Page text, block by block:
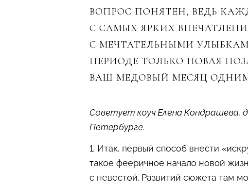
ВОПРОС ПОНЯТЕН, ВЕДЬ
С САМЫХ ЯРКИХ
С МЕЧТАТЕЛЬНЫМИ
ПЕРИОДЕ ТОЛЬКО НОВАЯ
ВАШ МЕДОВЫЙ МЕСЯЦ
Cоветует коуч Елена Кондрашева,
Петербурге.
1, Итак, первый способ внести
такое фееричное начало новой
с невестой. Развитий сюжета там